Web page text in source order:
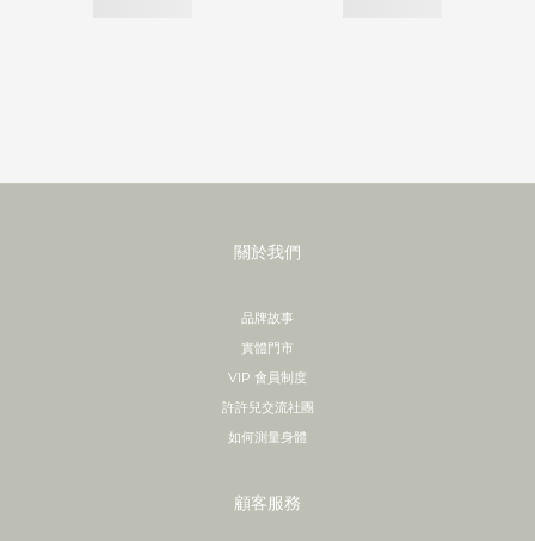
關於我們
品牌故事
實體門市
VIP 會員制度
許許兒交流社團
如何測量身體
顧客服務